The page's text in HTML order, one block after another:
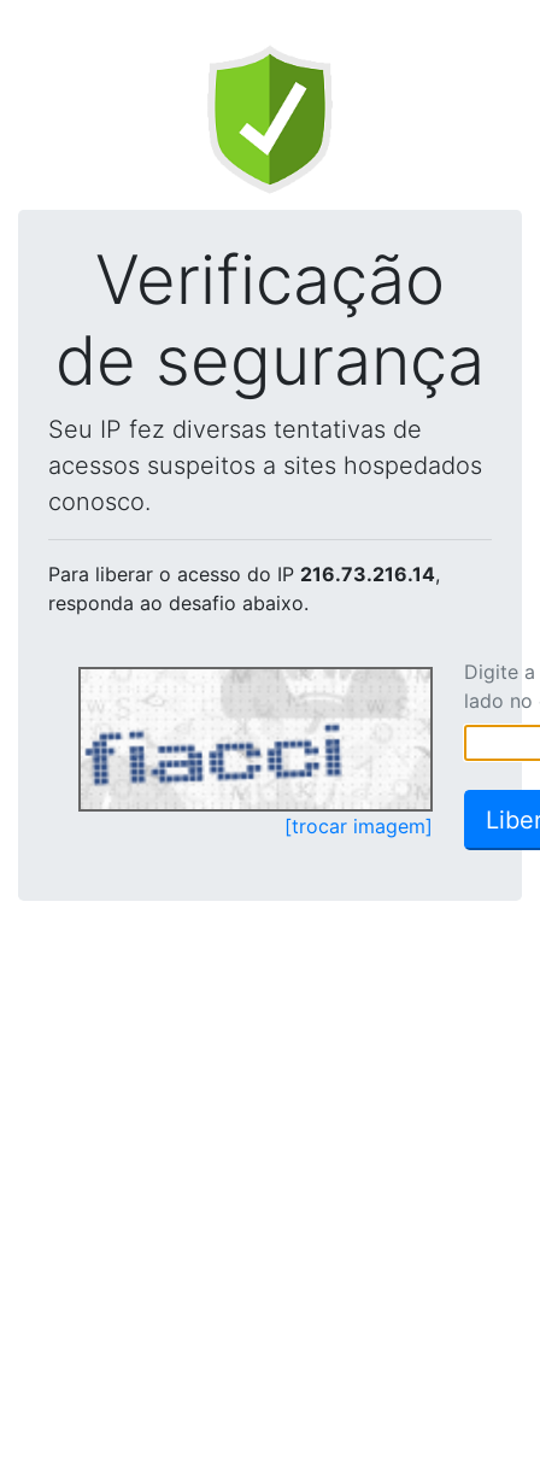
Verificação
de segurança
Seu IP fez diversas tentativas de
acessos suspeitos a sites hospedados
conosco.
Para liberar o acesso do IP 216.73.216.14,
responda ao desafio abaixo.
[trocar imagem]
Digite
lado no